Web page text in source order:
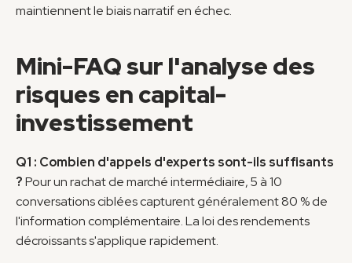
maintiennent le biais narratif en échec.
Mini-FAQ sur l'analyse des
risques en capital-
investissement
Q1 : Combien d'appels d'experts sont-ils suffisants
? Pour un rachat de marché intermédiaire, 5 à 10
conversations ciblées capturent généralement 80 % de
l'information complémentaire. La loi des rendements
décroissants s'applique rapidement.